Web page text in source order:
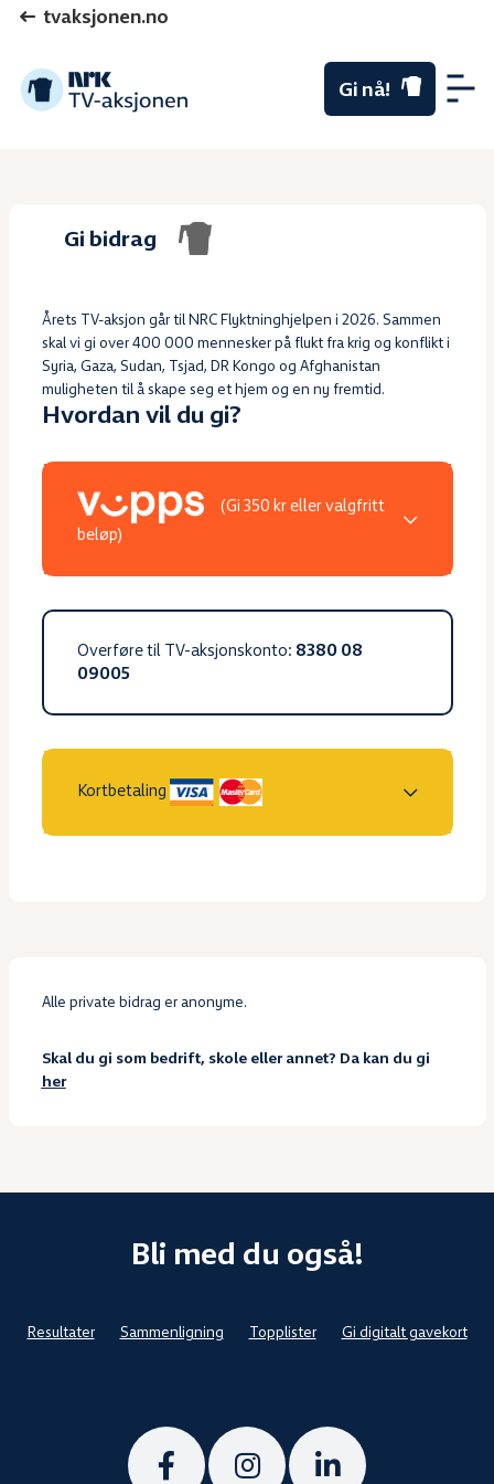
tvaksjonen.no
Gi nå!
Gi bidrag
Årets TV-aksjon går til NRC Flyktninghjelpen i 2026. Sammen
skal vi gi over 400 000 mennesker på flukt fra krig og konflikt i
Syria, Gaza, Sudan, Tsjad, DR Kongo og Afghanistan
muligheten til å skape seg et hjem og en ny fremtid.
Hvordan vil du gi?
(Gi 350 kr eller valgfritt
beløp)
Overføre til TV-aksjonskonto: 8380 08
09005
Kortbetaling
Alle private bidrag er anonyme.
Skal du gi som bedrift, skole eller annet? Da kan du gi
her
Bli med du også!
Resultater Sammenligning Topplister Gi digitalt gavekort
Følg Følg Følg